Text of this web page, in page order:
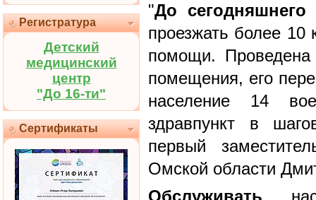
Регистратура
Детский
медицинский
центр
"До 16-ти"
Сертификаты
"До сегодняшнего
проезжать более 10
помощи.
помещения, его
население 14
здравпункт в
первый
Омской области
Обслуживать